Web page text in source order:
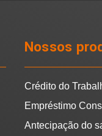
Nossos
Crédito do
Empréstimo
Antecipação do